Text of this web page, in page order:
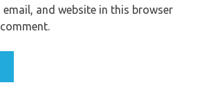
email, and website in this browser